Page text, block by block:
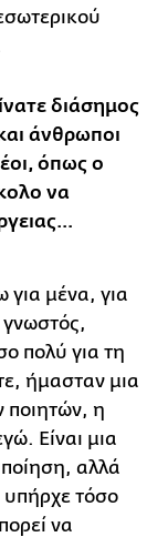
διάσημος
άνθρωποι
όπως ο
να
για μένα, για
γνωστός,
πολύ για τη
ήμασταν μια
ποιητών, η
Είναι μια
αλλά
υπήρχε τόσο
να